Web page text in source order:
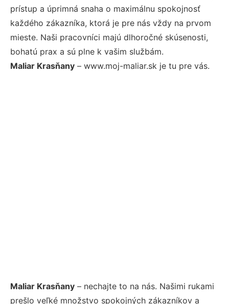
prístup a úprimná snaha o maximálnu spokojnosť
každého zákazníka, ktorá je pre nás vždy na prvom
mieste. Naši pracovníci majú dlhoročné skúsenosti,
bohatú prax a sú plne k vašim službám.
Maliar Krasňany – www.moj-maliar.sk je tu pre vás.
Maliar Krasňany – nechajte to na nás. Našimi rukami
prešlo veľké množstvo spokojných zákazníkov a